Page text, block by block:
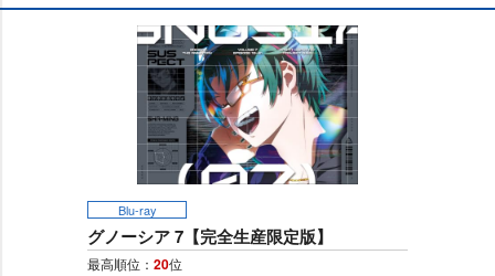
Blu-ray
グノーシア 7【完全生産限定版】
最高順位： 20位